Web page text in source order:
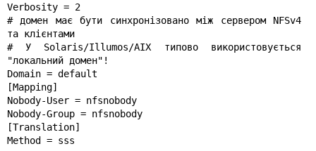
Verbosity = 2
# домен має бути синхронізовано між сервером NFSv4
та клієнтами
# У Solaris/Illumos/AIX типово використовується
"локальний домен"!
Domain = default
[Mapping]
Nobody-User = nfsnobody
Nobody-Group = nfsnobody
[Translation]
Method = sss